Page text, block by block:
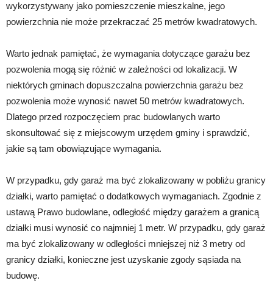
wykorzystywany jako pomieszczenie mieszkalne, jego
powierzchnia nie może przekraczać 25 metrów kwadratowych.
Warto jednak pamiętać, że wymagania dotyczące garażu bez
pozwolenia mogą się różnić w zależności od lokalizacji. W
niektórych gminach dopuszczalna powierzchnia garażu bez
pozwolenia może wynosić nawet 50 metrów kwadratowych.
Dlatego przed rozpoczęciem prac budowlanych warto
skonsultować się z miejscowym urzędem gminy i sprawdzić,
jakie są tam obowiązujące wymagania.
W przypadku, gdy garaż ma być zlokalizowany w pobliżu granicy
działki, warto pamiętać o dodatkowych wymaganiach. Zgodnie z
ustawą Prawo budowlane, odległość między garażem a granicą
działki musi wynosić co najmniej 1 metr. W przypadku, gdy garaż
ma być zlokalizowany w odległości mniejszej niż 3 metry od
granicy działki, konieczne jest uzyskanie zgody sąsiada na
budowę.